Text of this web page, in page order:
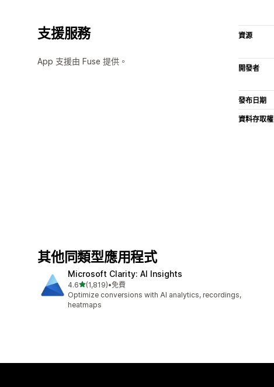
支援服務
App 支援由 Fuse 提供。
資源
開發者
發布日期
資料存取權
其他同類型應用程式
Microsoft Clarity: AI Insights
4.6滿分 5 顆星
(1,819)
共有 1819 則評價
•免費
Optimize conversions with AI analytics, recordings,
heatmaps